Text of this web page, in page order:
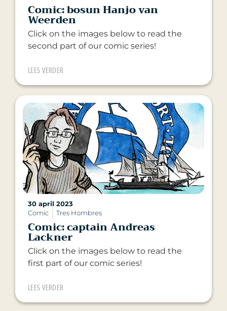
Comic: bosun Hanjo van
Weerden
Click on the images below to read the
second part of our comic series!
LEES VERDER
30 april 2023
Comic
Tres Hombres
Comic: captain Andreas
Lackner
Click on the images below to read the
first part of our comic series!
LEES VERDER